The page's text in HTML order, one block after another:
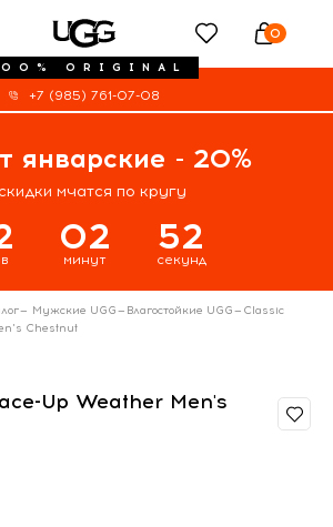
ORIGINAL
0
+7 (985) 761-07-08
январские - 20%
мчатся по кругу
02
минут
52
секунд
— Мужские UGG— Влагостойкие UGG— Classic
Chestnut
Up Weather Men's